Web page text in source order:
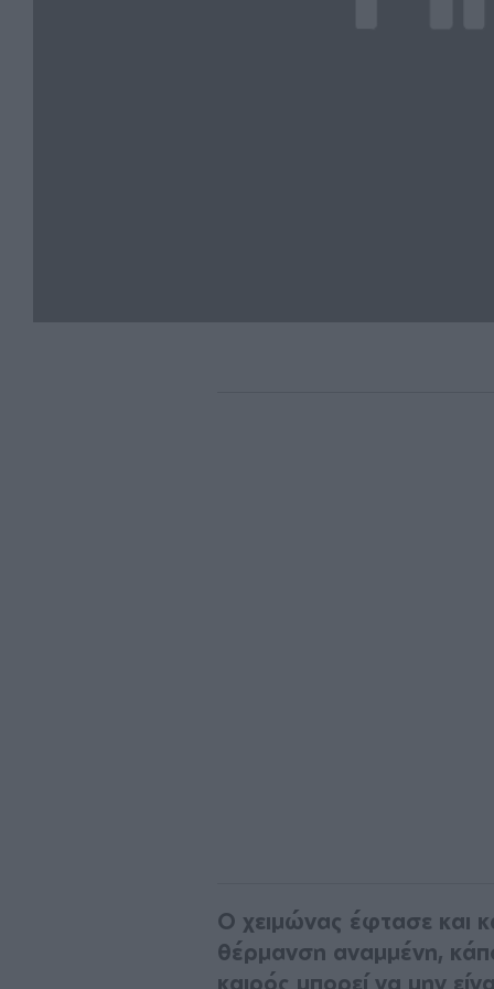
Ο χειμώνας έφτασε και
θέρμανση αναμμένη,
καιρός μπορεί να μην